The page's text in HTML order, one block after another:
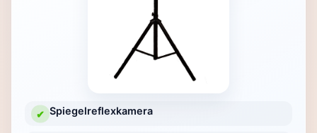
✔ Spiegelreflexkamera